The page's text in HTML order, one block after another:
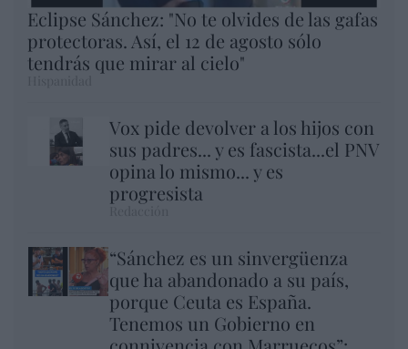
Eclipse Sánchez: "No te olvides de las gafas
protectoras. Así, el 12 de agosto sólo
tendrás que mirar al cielo"
Vox pide devolver a los hijos con
sus padres... y es fascista...el PNV
opina lo mismo... y es
progresista
“Sánchez es un sinvergüenza
que ha abandonado a su país,
porque Ceuta es España.
Tenemos un Gobierno en